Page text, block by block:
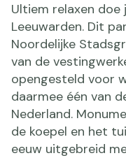
Ultiem relaxen doe
Leeuwarden. Dit
Noordelijke
van de
opengesteld voor
daarmee één van
Nederland.
de koepel en het
eeuw uitgebreid